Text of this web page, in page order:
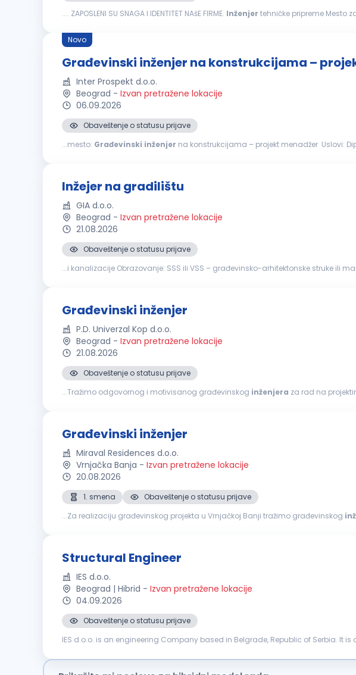
.... ZAPOSLENI SU SNAGA I IDENTITET NAšE FIRME. Inženjer tehničke pripreme Mesto
Novo
Građevinski inženjer na konstrukcijama –
Inter Prospekt d.o.o.
Beograd - Izvan pretražene lokacije
06.09.2026
Obaveštenje o statusu prijave
...mesto: Građevinski inženjer na
Inžejer na gradilištu
GIA d.o.o.
Beograd - Izvan pretražene lokacije
21.08.2026
Obaveštenje o statusu prijave
...i kanalizacije Obrazovanje: SSS ili VSS – građevinsko-arhitektonske struke ili
Građevinski inženjer
P.D. Univerzal Kop d.o.o.
Beograd - Izvan pretražene lokacije
21.08.2026
Obaveštenje o statusu prijave
...Tražimo odgovornog i motivisanog građevinskog inženjera
Građevinski inženjer
Miraval Residences d.o.o.
Vrnjačka Banja - Izvan pretražene lokacije
20.08.2026
1. smena
Obaveštenje o statusu prijave
...Za realizaciju građevinskog projekta u Vrnjačkoj Banji tražimo građevinskog
Structural Engineer
IES d.o.o.
Beograd | Hibrid - Izvan pretražene lokacije
04.09.2026
Obaveštenje o statusu prijave
IES d.o.o. is an engineering Company based in Belgrade, Republic of Serbia. It